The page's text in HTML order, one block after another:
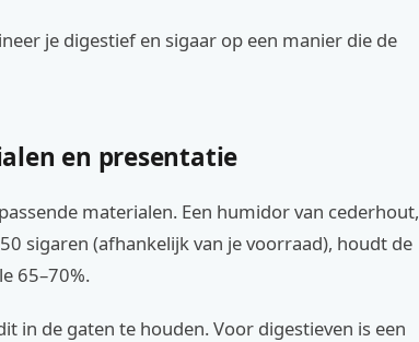
je digestief en sigaar op een manier die de
en presentatie
materialen. Een humidor van cederhout,
sigaren (afhankelijk van je voorraad), houdt de
65–70%.
in de gaten te houden. Voor digestieven is een